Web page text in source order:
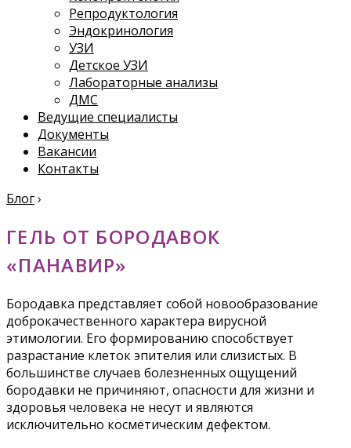
Репродуктология
Эндокринология
УЗИ
Детское УЗИ
Лабораторные анализы
ДМС
Ведущие специалисты
Документы
Вакансии
Контакты
Блог›
ГЕЛЬ ОТ БОРОДАВОК
«ПАНАВИР»
Бородавка представляет собой новообразование
доброкачественного характера вирусной
этимологии. Его формированию способствует
разрастание клеток эпителия или слизистых. В
большинстве случаев болезненных ощущений
бородавки не причиняют, опасности для жизни и
здоровья человека не несут и являются
исключительно косметическим дефектом.